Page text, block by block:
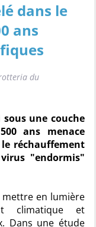
dans le
ans
du
une couche
ans menace
réchauffement
"endormis"
mettre en lumière
climatique et
Dans une étude